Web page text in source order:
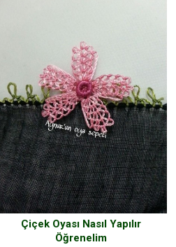
Çiçek Oyası Nasıl Yapılır
Öğrenelim